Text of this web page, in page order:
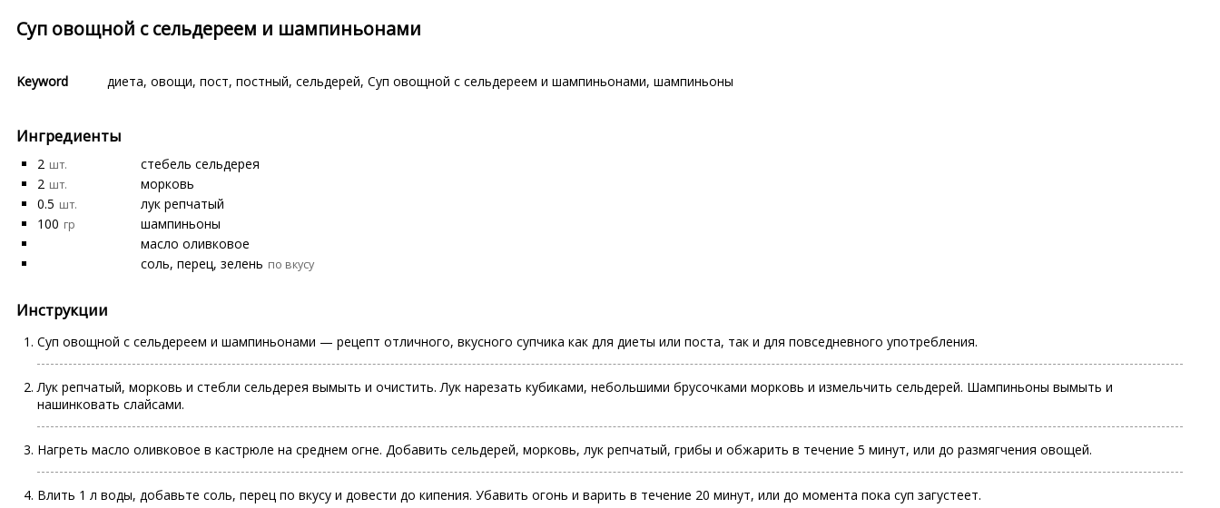
Суп овощной с сельдереем и шампиньонами
Keyword диета, овощи, пост, постный, сельдерей, Суп овощной с сельдереем и шампиньонами, шампиньоны
Ингредиенты
2 шт.
стебель сельдерея
2 шт.
морковь
0.5 шт.
лук репчатый
100 гр
шампиньоны
масло оливковое
соль, перец, зелень по вкусу
Инструкции
Суп овощной с сельдереем и шампиньонами — рецепт отличного, вкусного супчика как для диеты или поста, так и для повседневного употребления.
Лук репчатый, морковь и стебли сельдерея вымыть и очистить. Лук нарезать кубиками, небольшими брусочками морковь и измельчить сельдерей. Шампиньоны вымыть и
нашинковать слайсами.
Нагреть масло оливковое в кастрюле на среднем огне. Добавить сельдерей, морковь, лук репчатый, грибы и обжарить в течение 5 минут, или до размягчения овощей.
Влить 1 л воды, добавьте соль, перец по вкусу и довести до кипения. Убавить огонь и варить в течение 20 минут, или до момента пока суп загустеет.